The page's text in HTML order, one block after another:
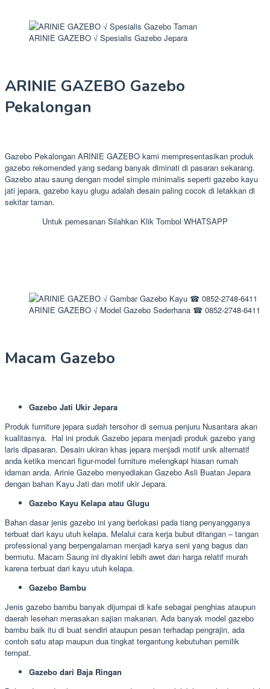
ARINIE GAZEBO √ Spesialis Gazebo Jepara
ARINIE GAZEBO Gazebo
Pekalongan
Gazebo Pekalongan ARINIE GAZEBO kami mempresentasikan produk
gazebo rekomended yang sedang banyak diminati di pasaran sekarang.
Gazebo atau saung dengan model simple minimalis seperti gazebo kayu
jati jepara, gazebo kayu glugu adalah desain paling cocok di letakkan di
sekitar taman.
Untuk pemesanan Silahkan Klik Tombol WHATSAPP
ARINIE GAZEBO √ Model Gazebo Sederhana ☎ 0852-2748-6411
Macam Gazebo
Gazebo Jati Ukir Jepara
Produk furniture jepara sudah tersohor di semua penjuru Nusantara akan
kualitasnya. Hal ini produk Gazebo jepara menjadi produk gazebo yang
laris dipasaran. Desain ukiran khas jepara menjadi motif unik alternatif
anda ketika mencari figur-model furniture melengkapi hiasan rumah
idaman anda. Arinie Gazebo menyediakan Gazebo Asli Buatan Jepara
dengan bahan Kayu Jati dan motif ukir Jepara.
Gazebo Kayu Kelapa atau Glugu
Bahan dasar jenis gazebo ini yang berlokasi pada tiang penyangganya
terbuat dari kayu utuh kelapa. Melalui cara kerja bubut ditangan – tangan
professional yang berpengalaman menjadi karya seni yang bagus dan
bermutu. Macam Saung ini diyakini lebih awet dan harga relatif murah
karena terbuat dari kayu utuh kelapa.
Gazebo Bambu
Jenis gazebo bambu banyak dijumpai di kafe sebagai penghias ataupun
daerah lesehan merasakan sajian makanan. Ada banyak model gazebo
bambu baik itu di buat sendiri ataupun pesan terhadap pengrajin, ada
contoh satu atap maupun dua tingkat tergantung kebutuhan pemilik
tempat.
Gazebo dari Baja Ringan